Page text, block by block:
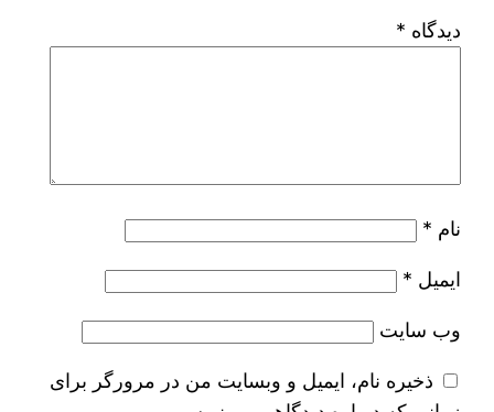
دیدگاه *
نام *
ایمیل *
وب‌ سایت
ذخیره نام، ایمیل و وبسایت من در مرورگر برای